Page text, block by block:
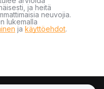
ja heitä
neuvojia.
lukemalla
ja käyttöehdot.